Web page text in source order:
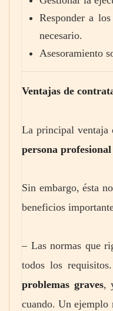
Responder a
necesario.
Asesoramiento
Ventajas de
La principal ventaja
persona
Sin embargo, ésta
beneficios
– Las normas que
todos los
problemas graves,
cuando. Un